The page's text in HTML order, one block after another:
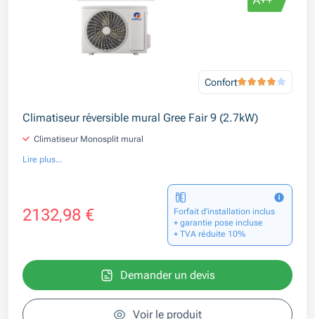
Confort
Climatiseur réversible mural Gree Fair 9 (2.7kW)
Climatiseur Monosplit mural
Lire plus...
2132,98 €
Forfait d’installation inclus
+ garantie pose incluse
+ TVA réduite 10%
Demander un devis
Voir le produit